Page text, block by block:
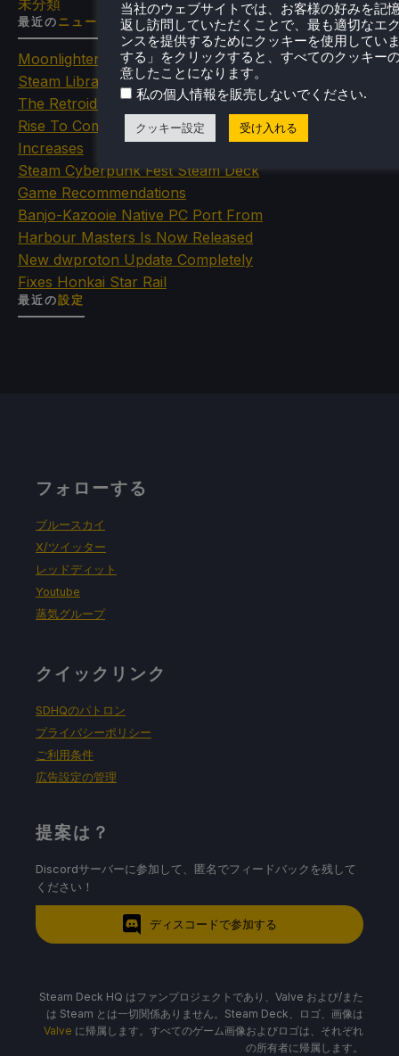
未分類
最近のニュース
Moonlighter Is Free To Add To Our
Steam Library Right Now
The Retroid Pocket Nova's Price Will
Rise To Combat Qualcomm Price
Increases
Steam Cyberpunk Fest Steam Deck
Game Recommendations
Banjo-Kazooie Native PC Port From
Harbour Masters Is Now Released
New dwproton Update Completely
Fixes Honkai Star Rail
最近の設定
フォローする
ブルースカイ
X/ツイッター
レッドディット
Youtube
蒸気グループ
クイックリンク
SDHQのパトロン
プライバシーポリシー
ご利用条件
広告設定の管理
提案は？
Discordサーバーに参加して、匿名でフィードバックを残して
ください！
ディスコードで参加する
Steam Deck HQ はファンプロジェクトであり、Valve および/また
は Steam とは一切関係ありません。Steam Deck、ロゴ、画像は
Valve に帰属します。すべてのゲーム画像およびロゴは、それぞれ
の所有者に帰属します。
当社のウェブサイトでは、お客様の好みを記
返し訪問していただくことで、最も適切なエ
ンスを提供するためにクッキーを使用してい
する」をクリックすると、すべてのクッキー
意したことになります。
私の個人情報を販売しないでください.
クッキー設定 受け入れる